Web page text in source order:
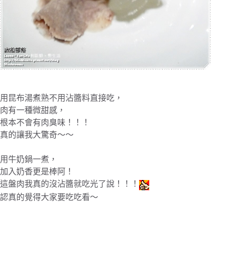
用昆布湯煮熟不用沾醬料直接吃，
肉有一種微甜感，
根本不會有肉臭味！！！
真的讓我大驚奇～～
用牛奶鍋一煮，
加入奶香更是棒阿！
這盤肉我真的沒沾醬就吃光了說！！！
認真的覺得大家要吃吃看～